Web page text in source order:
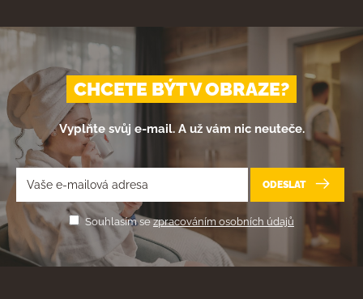
CHCETE BÝT V OBRAZE?
Vyplňte svůj e-mail. A už vám nic neuteče.
ODESLAT
Souhlasím sezpracováním osobních údajů